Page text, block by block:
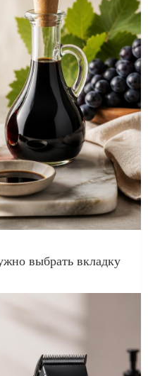
выбрать вкладку